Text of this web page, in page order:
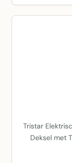
Tristar
Deksel met